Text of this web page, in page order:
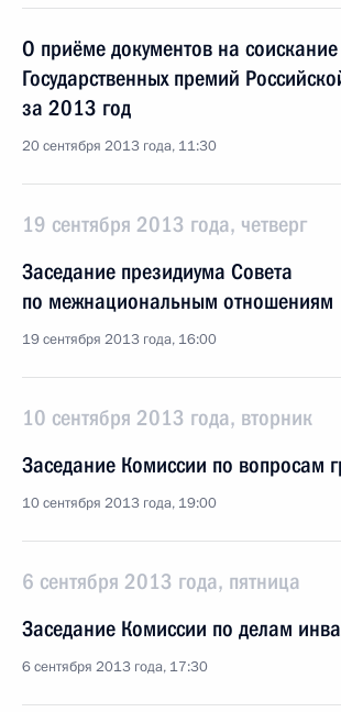
О приёме документов на соискание
Государственных премий
за 2013 год
20 сентября 2013 года, 11:30
19 сентября 2013 года, четверг
Заседание президиума Совета
по межнациональным отношениям
19 сентября 2013 года, 16:00
10 сентября 2013 года, вторник
Заседание Комиссии по вопросам
10 сентября 2013 года, 19:00
6 сентября 2013 года, пятница
Заседание Комиссии по делам
6 сентября 2013 года, 17:30